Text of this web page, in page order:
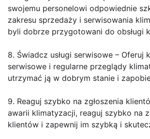
swojemu personelowi odpowiednie
zakresu sprzedaży i serwisowania
byli dobrze przygotowani do obsługi
8. Świadcz usługi serwisowe – Oferuj
serwisowe i regularne przeglądy
utrzymać ją w dobrym stanie i
9. Reaguj szybko na zgłoszenia
awarii klimatyzacji, reaguj szybko na
klientów i zapewnij im szybką i